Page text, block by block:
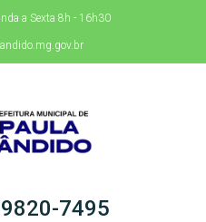
a Sexta 8h - 16h30
7495